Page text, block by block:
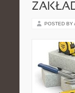
POSTED BY